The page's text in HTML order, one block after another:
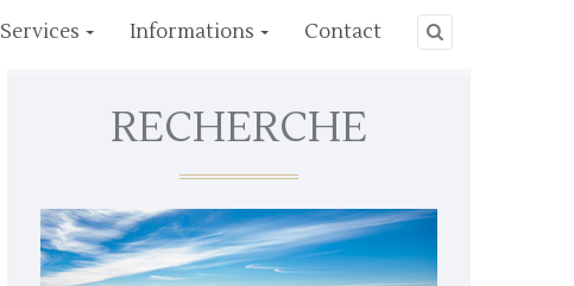
Français
Italiano
Services Informations Contact
RECHERCHE